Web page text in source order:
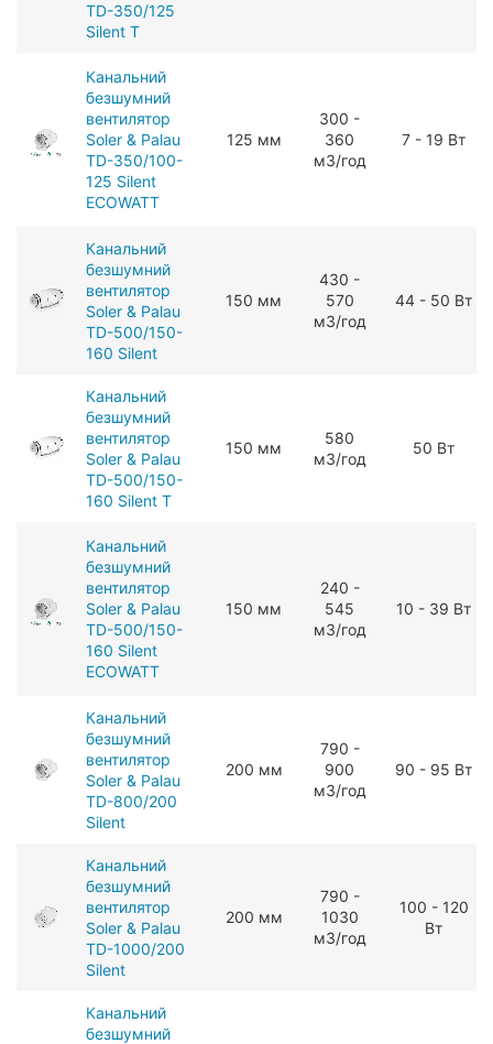
TD-350/125
Silent T
Канальний
безшумний
вентилятор
Soler & Palau
TD-350/100-
125 Silent
ECOWATT
125 мм
300 -
360
мЗ/год
7 - 19 Вт
Канальний
безшумний
вентилятор
Soler & Palau
TD-500/150-
160 Silent
150 мм
430 -
570
мЗ/год
44 - 50 Вт
Канальний
безшумний
вентилятор
Soler & Palau
TD-500/150-
160 Silent T
150 мм
580
мЗ/год
50 Вт
Канальний
безшумний
вентилятор
Soler & Palau
TD-500/150-
160 Silent
ECOWATT
150 мм
240 -
545
мЗ/год
10 - 39 Вт
Канальний
безшумний
вентилятор
Soler & Palau
TD-800/200
Silent
200 мм
790 -
900
мЗ/год
90 - 95 Вт
Канальний
безшумний
вентилятор
Soler & Palau
TD-1000/200
Silent
200 мм
790 -
1030
мЗ/год
100 - 120
Вт
Канальний
безшумний